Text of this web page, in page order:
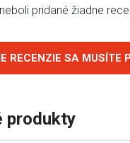
pridané žiadne
RECENZIE SA MUSÍTE
produkty